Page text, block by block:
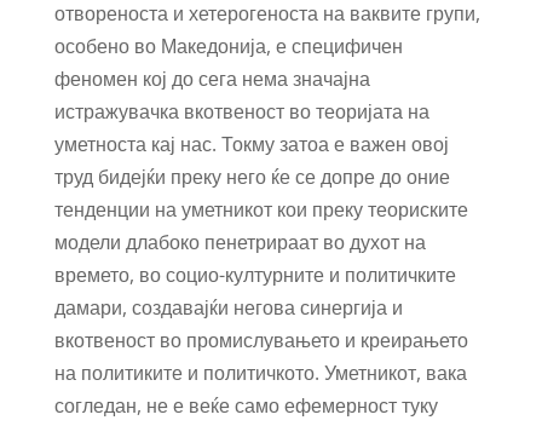
отвореноста и хетерогеноста на ваквите групи,
особено во Македонија, е специфичен
феномен кој до сега нема значајна
истражувачка вкотвеност во теоријата на
уметноста кај нас. Токму затоа е важен овој
труд бидејќи преку него ќе се допре до оние
тенденции на уметникот кои преку теориските
модели длабоко пенетрираат во духот на
времето, во социо-културните и политичките
дамари, создавајќи негова синергија и
вкотвеност во промислувањето и креирањето
на политиките и политичкото. Уметникот, вака
согледан, не е веќе само ефемерност туку